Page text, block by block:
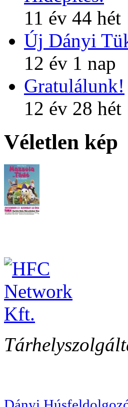
11 év 44 hét
Új Dányi
12 év 1 nap
Gratulálunk!
12 év 28 hét
Véletlen kép